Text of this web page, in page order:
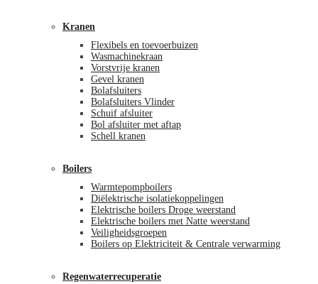
Kranen
Flexibels en toevoerbuizen
Wasmachinekraan
Vorstvrije kranen
Gevel kranen
Bolafsluiters
Bolafsluiters Vlinder
Schuif afsluiter
Bol afsluiter met aftap
Schell kranen
Boilers
Warmtepompboilers
Diëlektrische isolatiekoppelingen
Elektrische boilers Droge weerstand
Elektrische boilers met Natte weerstand
Veiligheidsgroepen
Boilers op Elektriciteit & Centrale verwarming
Regenwaterrecuperatie